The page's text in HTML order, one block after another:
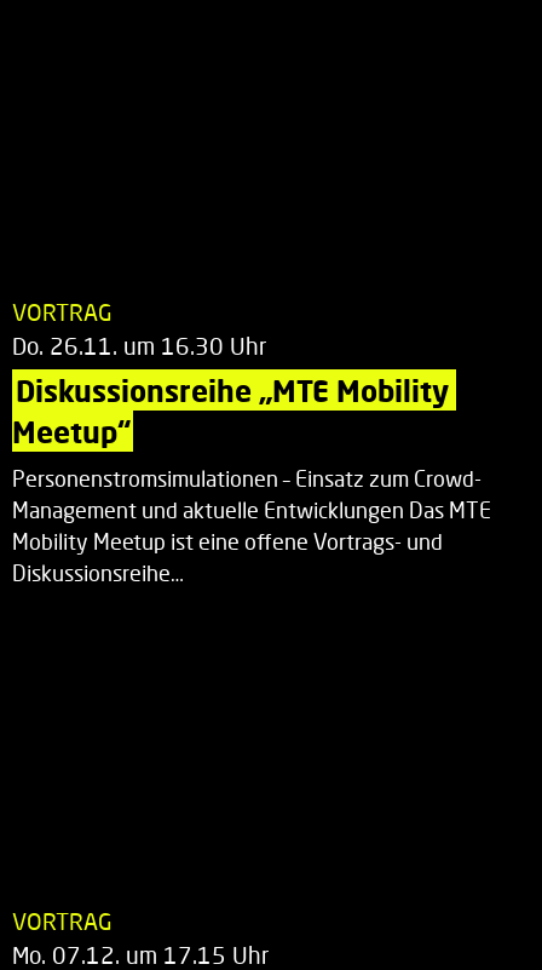
VORTRAG
Do. 26.11. um 16.30 Uhr
Diskussionsreihe „MTE Mobility
Meetup“
Personenstromsimulationen – Einsatz zum Crowd-
Management und aktuelle Entwicklungen Das MTE
Mobility Meetup ist eine offene Vortrags- und
Diskussionsreihe…
VORTRAG
Mo. 07.12. um 17.15 Uhr